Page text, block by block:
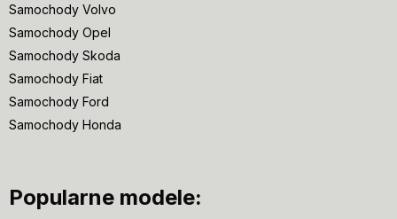
Samochody Volvo
Samochody Opel
Samochody Skoda
Samochody Fiat
Samochody Ford
Samochody Honda
Popularne modele: